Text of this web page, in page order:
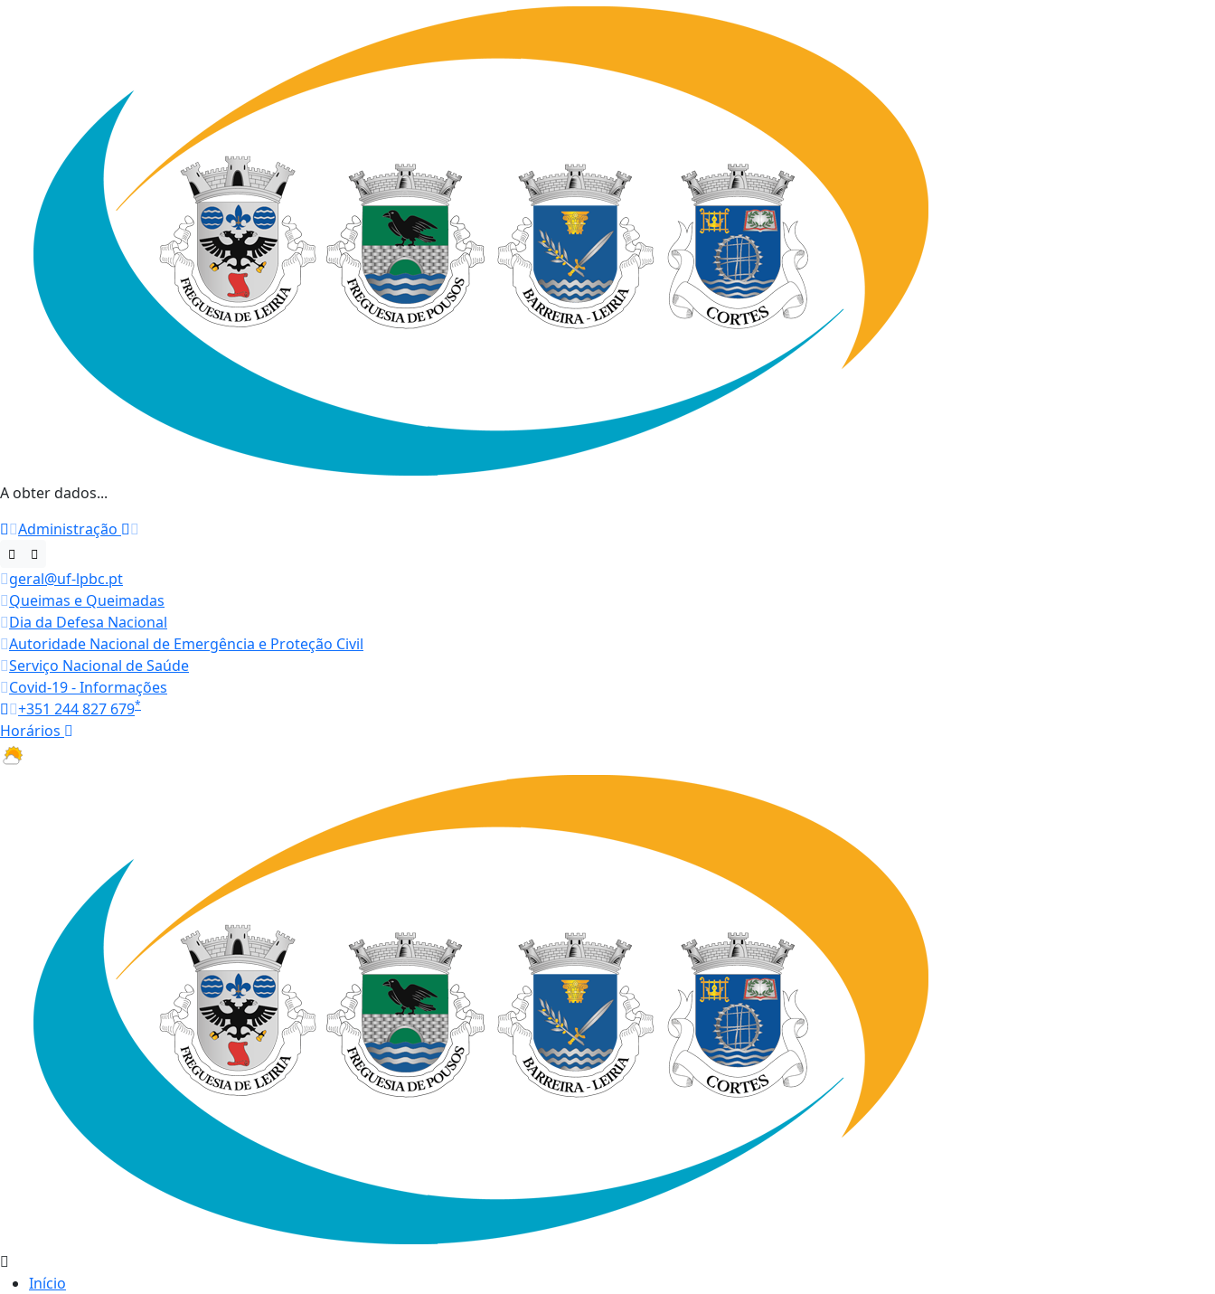
A obter dados...
Administração
geral@uf-lpbc.pt
Queimas e Queimadas
Dia da Defesa Nacional
Autoridade Nacional de Emergência e Proteção Civil
Serviço Nacional de Saúde
Covid-19 - Informações
+351 244 827 679*
Horários
Início